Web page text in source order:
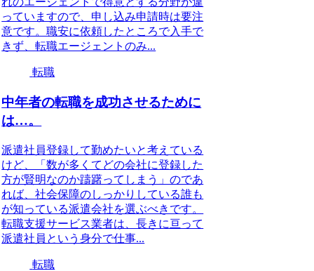
っていますので、申し込み申請時は要注
意です。職安に依頼したところで入手で
きず、転職エージェントのみ...
転職
中年者の転職を成功させるために
は…。
派遣社員登録して勤めたいと考えている
けど、「数が多くてどの会社に登録した
方が賢明なのか躊躇ってしまう」のであ
れば、社会保障のしっかりしている誰も
が知っている派遣会社を選ぶべきです。
転職支援サービス業者は、長きに亘って
派遣社員という身分で仕事...
転職